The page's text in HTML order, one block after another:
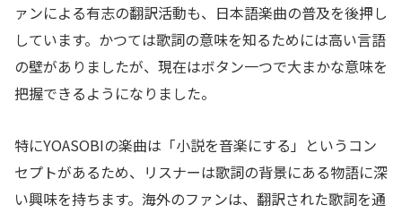
ァンによる有志の翻訳活動も、日本語楽曲の普及を後押し
しています。かつては歌詞の意味を知るためには高い言語
の壁がありましたが、現在はボタン一つで大まかな意味を
把握できるようになりました。
特にYOASOBIの楽曲は「小説を音楽にする」というコン
セプトがあるため、リスナーは歌詞の背景にある物語に深
い興味を持ちます。海外のファンは、翻訳された歌詞を通